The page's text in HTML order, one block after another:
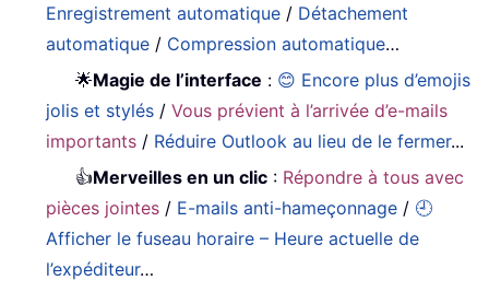
Enregistrement automatique / Détachement
automatique / Compression automatique…
🌟Magie de l’interface : 😊 Encore plus d’emojis
jolis et stylés /Vous prévient à l’arrivée d’e-mails
importants / Réduire Outlook au lieu de le fermer...
👍Merveilles en un clic : Répondre à tous avec
pièces jointes / E-mails anti-hameçonnage / 🕘
Afficher le fuseau horaire – Heure actuelle de
l’expéditeur…